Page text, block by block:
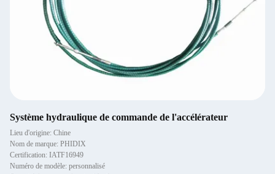
Système hydraulique de commande de l'accélérateur
Lieu d'origine: Chine
Nom de marque: PHIDIX
Certification: IATF16949
Numéro de modèle: personnalisé